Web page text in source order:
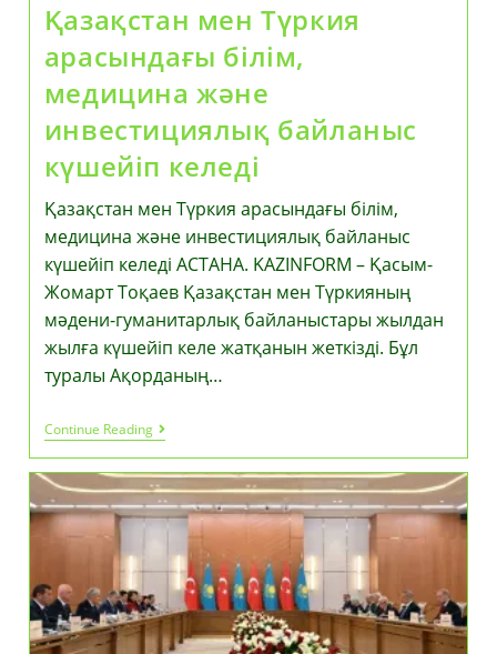
Қазақстан мен Түркия
арасындағы білім,
медицина және
инвестициялық байланыс
күшейіп келеді
Қазақстан мен Түркия арасындағы білім,
медицина және инвестициялық байланыс
күшейіп келеді АСТАНА. KAZINFORM – Қасым-
Жомарт Тоқаев Қазақстан мен Түркияның
мәдени-гуманитарлық байланыстары жылдан
жылға күшейіп келе жатқанын жеткізді. Бұл
туралы Ақорданың…
Continue ReadingҚазақстан
Мен
Түркия
Арасындағы
Білім,
Медицина
Және
Инвестициялық
Байланыс
Күшейіп
Келеді